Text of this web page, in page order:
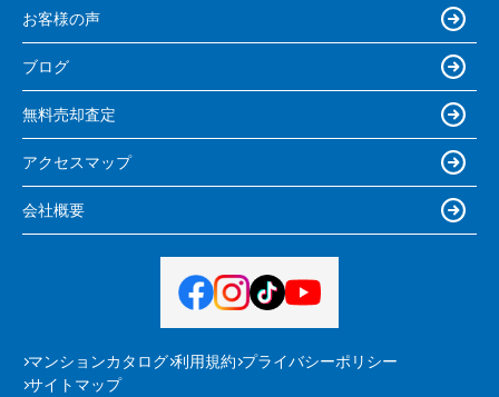
お客様の声
ブログ
無料売却査定
アクセスマップ
会社概要
マンションカタログ 利用規約 プライバシーポリシー
サイトマップ